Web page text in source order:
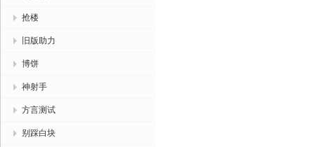
抢楼
旧版助力
博饼
神射手
方言测试
别踩白块